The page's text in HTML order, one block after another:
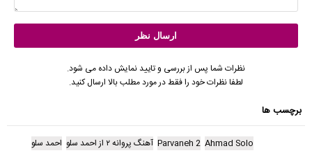
نظرات شما پس از بررسی و تایید نمایش داده می شود.
لطفا نظرات خود را فقط در مورد مطلب بالا ارسال کنید.
برچسب ها
Ahmad Solo
Parvaneh 2 آهنگ پروانه ۲ از احمد سلو
احمد سلو